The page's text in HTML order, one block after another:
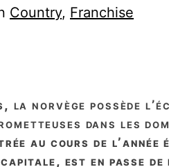
Country, Franchise
la norvège possède
dans les
au cours de l’année
est en passe de